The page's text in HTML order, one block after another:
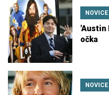
NOVICE
'Austin
očka
NOVICE